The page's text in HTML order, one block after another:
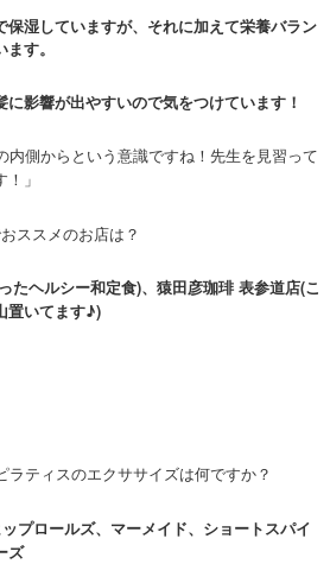
保湿していますが、それに加えて栄養バラン
す。
影響が出やすいので気をつけています！
内側からという意識ですね！先生を見習って
」
ススメのお店は？
たヘルシー和定食)、猿田彦珈琲 表参道店(こ
置いてます♪)
ラティスのエクササイズは何ですか？
プロールズ、マーメイド、ショートスパイ
ズ